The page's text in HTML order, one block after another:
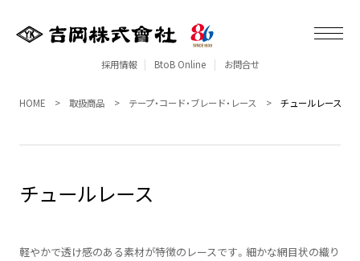
採用情報 BtoB Online お問合せ
HOME 取扱商品 テープ・コード・ブレード・レース チュールレース
チュールレース
軽やかで透け感のある素材が特徴のレースです。細かな網目状の織り